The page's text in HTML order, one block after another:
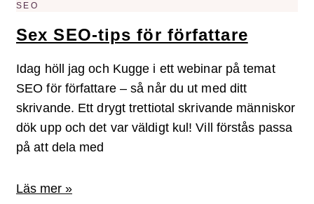
SEO
Sex SEO-tips för författare
Idag höll jag och Kugge i ett webinar på temat
SEO för författare – så når du ut med ditt
skrivande. Ett drygt trettiotal skrivande människor
dök upp och det var väldigt kul! Vill förstås passa
på att dela med
Läs mer »